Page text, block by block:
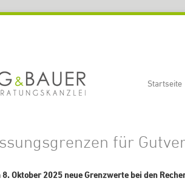
Startseite
für
Oktober 2025 neue Grenzwerte bei den